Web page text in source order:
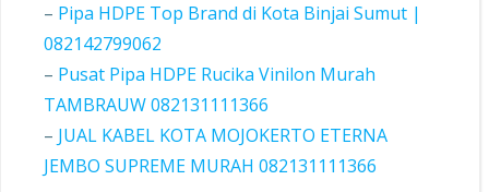
– Pipa HDPE Top Brand di Kota Binjai Sumut |
082142799062
– Pusat Pipa HDPE Rucika Vinilon Murah
TAMBRAUW 082131111366
– JUAL KABEL KOTA MOJOKERTO ETERNA
JEMBO SUPREME MURAH 082131111366